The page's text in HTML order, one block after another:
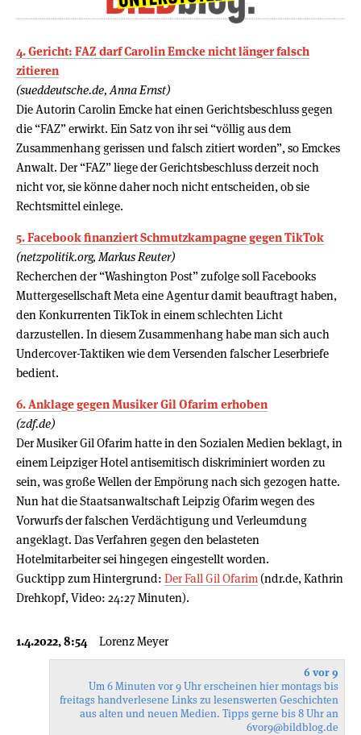
4. Gericht: FAZ darf Carolin Emcke nicht länger falsch
zitieren
(sueddeutsche.de, Anna Ernst)
Die Autorin Carolin Emcke hat einen Gerichtsbeschluss gegen
die “FAZ” erwirkt. Ein Satz von ihr sei “völlig aus dem
Zusammenhang gerissen und falsch zitiert worden”, so Emckes
Anwalt. Der “FAZ” liege der Gerichtsbeschluss derzeit noch
nicht vor, sie könne daher noch nicht entscheiden, ob sie
Rechtsmittel einlege.
5. Facebook finanziert Schmutzkampagne gegen TikTok
(netzpolitik.org, Markus Reuter)
Recherchen der “Washington Post” zufolge soll Facebooks
Muttergesellschaft Meta eine Agentur damit beauftragt haben,
den Konkurrenten TikTok in einem schlechten Licht
darzustellen. In diesem Zusammenhang habe man sich auch
Undercover-Taktiken wie dem Versenden falscher Leserbriefe
bedient.
6. Anklage gegen Musiker Gil Ofarim erhoben
(zdf.de)
Der Musiker Gil Ofarim hatte in den Sozialen Medien beklagt, in
einem Leipziger Hotel antisemitisch diskriminiert worden zu
sein, was große Wellen der Empörung nach sich gezogen hatte.
Nun hat die Staatsanwaltschaft Leipzig Ofarim wegen des
Vorwurfs der falschen Verdächtigung und Verleumdung
angeklagt. Das Verfahren gegen den belasteten
Hotelmitarbeiter sei hingegen eingestellt worden.
Gucktipp zum Hintergrund: Der Fall Gil Ofarim (ndr.de, Kathrin
Drehkopf, Video: 24:27 Minuten).
1.4.2022, 8:54 Lorenz Meyer
6 vor 9
Um 6 Minuten vor 9 Uhr erscheinen hier montags bis
freitags handverlesene Links zu lesenswerten Geschichten
aus alten und neuen Medien. Tipps gerne bis 8 Uhr an
6vor9@bildblog.de